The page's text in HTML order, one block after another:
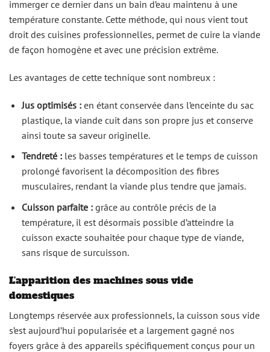
immerger ce dernier dans un bain d’eau maintenu à une
température constante. Cette méthode, qui nous vient tout
droit des cuisines professionnelles, permet de cuire la viande
de façon homogène et avec une précision extrême.
Les avantages de cette technique sont nombreux :
Jus optimisés :en étant conservée dans l’enceinte du sac
plastique, la viande cuit dans son propre jus et conserve
ainsi toute sa saveur originelle.
Tendreté :les basses températures et le temps de cuisson
prolongé favorisent la décomposition des fibres
musculaires, rendant la viande plus tendre que jamais.
Cuisson parfaite :grâce au contrôle précis de la
température, il est désormais possible d’atteindre la
cuisson exacte souhaitée pour chaque type de viande,
sans risque de surcuisson.
L’apparition des machines sous vide
domestiques
Longtemps réservée aux professionnels, la cuisson sous vide
s’est aujourd’hui popularisée et a largement gagné nos
foyers grâce à des appareils spécifiquement conçus pour un